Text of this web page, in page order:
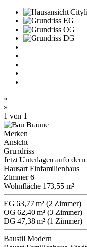
«
»
1 von 1
Merken
Ansicht
Grundriss
Jetzt Unterlagen anfordern
Hausart Einfamilienhaus
Zimmer 6
Wohnfläche 173,55 m²
EG 63,77 m² (2 Zimmer)
OG 62,40 m² (3 Zimmer)
DG 47,38 m² (1 Zimmer)
Baustil Modern